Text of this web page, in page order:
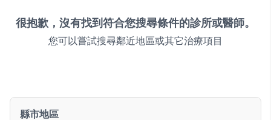
很抱歉，沒有找到符合您搜尋條件的診所或醫師。
您可以嘗試搜尋鄰近地區或其它治療項目
縣市地區